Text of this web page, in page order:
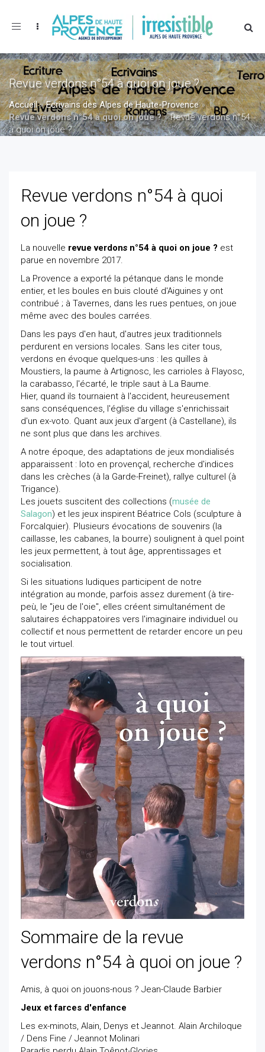
Toggle
Revue verdons n°54 à quoi on joue ?
Accueil»Ecrivains des Alpes de Haute-Provence»
Revue verdons n°54 à quoi on joue ?»Revue verdons n°54
à quoi on joue ?
Revue verdons n°54 à quoi
on joue ?
La nouvelle revue verdons n°54 à quoi on joue ? est
parue en novembre 2017.
La Provence a exporté la pétanque dans le monde
entier, et les boules en buis clouté d'Aiguines y ont
contribué ; à Tavernes, dans les rues pentues, on joue
même avec des boules carrées.
Dans les pays d'en haut, d'autres jeux traditionnels
perdurent en versions locales. Sans les citer tous,
verdons en évoque quelques-uns : les quilles à
Moustiers, la paume à Artignosc, les carrioles à Flayosc,
la carabasso, l'écarté, le triple saut à La Baume.
Hier, quand ils tournaient à l'accident, heureusement
sans conséquences, l'église du village s'enrichissait
d'un ex-voto. Quant aux jeux d'argent (à Castellane), ils
ne sont plus que dans les archives.
A notre époque, des adaptations de jeux mondialisés
apparaissent : loto en provençal, recherche d'indices
dans les crèches (à la Garde-Freinet), rallye culturel (à
Trigance).
Les jouets suscitent des collections (musée de
Salagon) et les jeux inspirent Béatrice Cols (sculpture à
Forcalquier). Plusieurs évocations de souvenirs (la
caillasse, les cabanes, la bourre) soulignent à quel point
les jeux permettent, à tout âge, apprentissages et
socialisation.
Si les situations ludiques participent de notre
intégration au monde, parfois assez durement (à tire-
peù, le "jeu de l'oie", elles créent simultanément de
salutaires échappatoires vers l'imaginaire individuel ou
collectif et nous permettent de retarder encore un peu
le tout virtuel.
Sommaire de la revue
verdons n°54 à quoi on joue ?
Amis, à quoi on jouons-nous ? Jean-Claude Barbier
Jeux et farces d'enfance
Les ex-minots, Alain, Denys et Jeannot. Alain Archiloque
/ Dens Fine / Jeannot Molinari